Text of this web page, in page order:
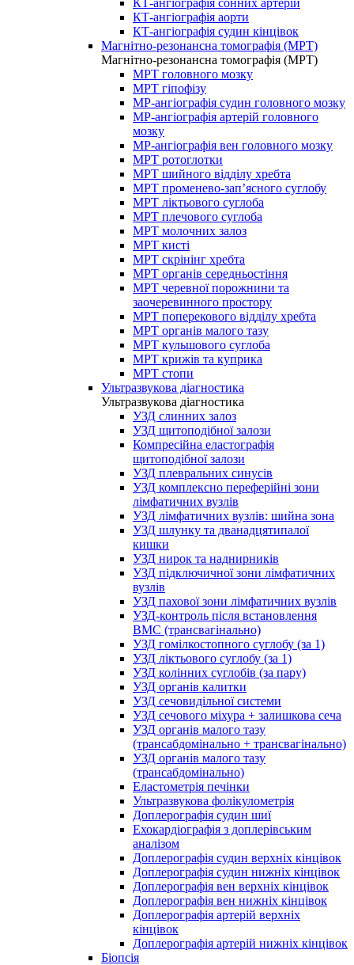
КТ-ангіографія сонних артерій
КТ-ангіографія аорти
КТ-ангіографія судин кінцівок
Магнітно-резонансна томографія (МРТ)
Магнітно-резонансна томографія (МРТ)
МРТ головного мозку
МРТ гіпофізу
МР-ангіографія судин головного мозку
МР-ангіографія артерій головного
мозку
МР-ангіографія вен головного мозку
МРТ ротоглотки
МРТ шийного відділу хребта
МРТ променево-зап’ясного суглобу
МРТ ліктьового суглоба
МРТ плечового суглоба
МРТ молочних залоз
МРТ кисті
МРТ скрінінг хребта
МРТ органів середньостіння
МРТ черевної порожнини та
заочеревинного простору
МРТ поперекового відділу хребта
МРТ органів малого тазу
МРТ кульшового суглоба
МРТ крижів та куприка
МРТ стопи
Ультразвукова діагностика
Ультразвукова діагностика
УЗД слинних залоз
УЗД щитоподібної залози
Компресійна еластографія
щитоподібної залози
УЗД плевральних синусів
УЗД комплексно переферійні зони
лімфатичних вузлів
УЗД лімфатичних вузлів: шийна зона
УЗД шлунку та дванадцятипалої
кишки
УЗД нирок та наднирників
УЗД підключичної зони лімфатичних
вузлів
УЗД пахової зони лімфатичних вузлів
УЗД-контроль після встановлення
ВМС (трансвагінально)
УЗД гомілкостопного суглобу (за 1)
УЗД ліктьового суглобу (за 1)
УЗД колінних суглобів (за пару)
УЗД органів калитки
УЗД сечовидільної системи
УЗД сечового міхура + залишкова сеча
УЗД органів малого тазу
(трансабдомінально + трансвагінально)
УЗД органів малого тазу
(трансабдомінально)
Еластометрія печінки
Ультразвукова фолікулометрія
Доплерографія судин шиї
Ехокардіографія з доплерівським
аналізом
Доплерографія судин верхніх кінцівок
Доплерографія судин нижніх кінцівок
Доплерографія вен верхніх кінцівок
Доплерографія вен нижніх кінцівок
Доплерографія артерій верхніх
кінцівок
Доплерографія артерій нижніх кінцівок
Біопсія